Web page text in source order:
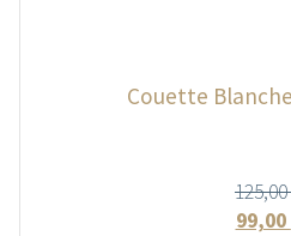
Couette
125,00
99,00